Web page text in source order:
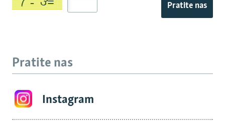
Pratite nas
Pratite nas
Instagram